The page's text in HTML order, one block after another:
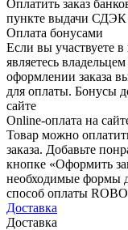
Оплатить заказ
пункте выдачи СДЭК
Оплата бонусами
Если вы участвуете
являетесь
оформлении заказа
для оплаты. Бонусы
сайте
Online-оплата на
Товар можно
заказа. Добавьте
кнопке «Оформить
необходимые формы
способ оплаты
Доставка
Доставка